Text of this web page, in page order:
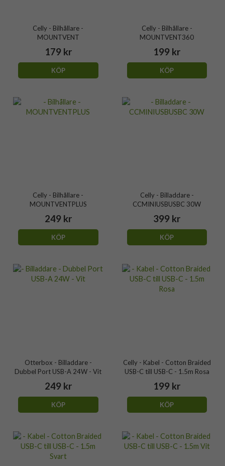
Celly - Bilhållare -
MOUNTVENT
179 kr
KÖP
Celly - Bilhållare -
MOUNTVENT360
199 kr
KÖP
Celly - Bilhållare -
MOUNTVENTPLUS
249 kr
KÖP
Celly - Billaddare -
CCMINIUSBUSBC 30W
399 kr
KÖP
Otterbox - Billaddare -
Dubbel Port USB-A 24W - Vit
249 kr
KÖP
Celly - Kabel - Cotton Braided
USB-C till USB-C - 1.5m Rosa
199 kr
KÖP